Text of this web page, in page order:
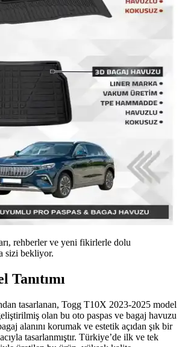
rehberler ve yeni fikirlerle dolu
sizi bekliyor.
Tanıtımı
tasarlanan, Togg T10X 2023-2025 model
olan bu oto paspas ve bagaj havuzu
alanını korumak ve estetik açıdan şık bir
tasarlanmıştır. Türkiye’de ilk ve tek